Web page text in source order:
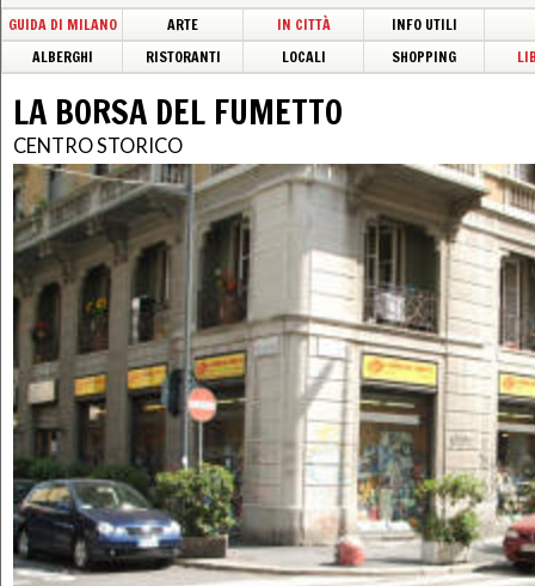
GUIDA DI MILANO ARTE IN CITTÀ
INFO UTILI
ALBERGHI
RISTORANTI LOCALI SHOPPING
LA BORSA DEL FUMETTO
CENTRO STORICO